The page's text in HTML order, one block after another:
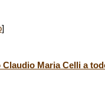
]
Claudio Maria Celli a